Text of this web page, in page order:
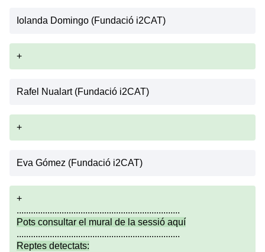
Iolanda Domingo (Fundació i2CAT)
+
Rafel Nualart (Fundació i2CAT)
+
Eva Gómez (Fundació i2CAT)
+
.....................................................................
Pots consultar el mural de la sessió aquí
.....................................................................
Reptes detectats: